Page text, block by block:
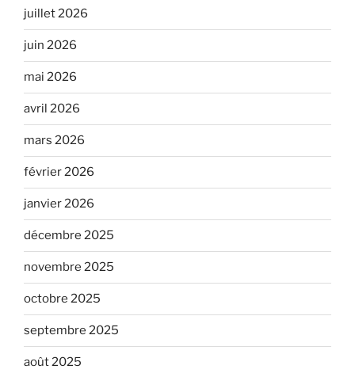
juillet 2026
juin 2026
mai 2026
avril 2026
mars 2026
février 2026
janvier 2026
décembre 2025
novembre 2025
octobre 2025
septembre 2025
août 2025